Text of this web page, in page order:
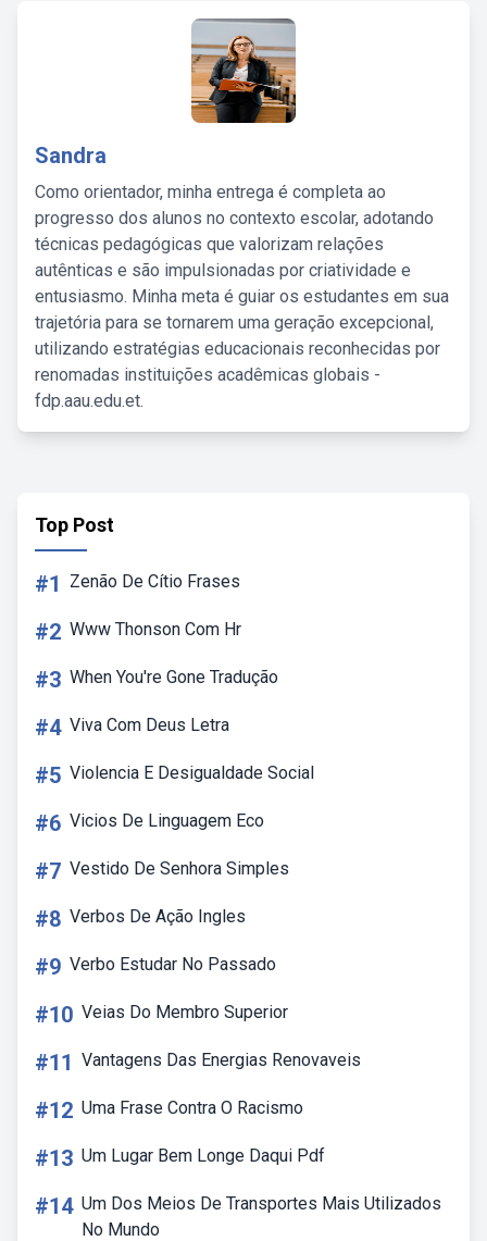
Sandra
Como orientador, minha entrega é completa ao
progresso dos alunos no contexto escolar, adotando
técnicas pedagógicas que valorizam relações
autênticas e são impulsionadas por criatividade e
entusiasmo. Minha meta é guiar os estudantes em sua
trajetória para se tornarem uma geração excepcional,
utilizando estratégias educacionais reconhecidas por
renomadas instituições acadêmicas globais -
fdp.aau.edu.et.
Top Post
#1 Zenão De Cítio Frases
#2 Www Thonson Com Hr
#3 When You're Gone Tradução
#4 Viva Com Deus Letra
#5 Violencia E Desigualdade Social
#6 Vicios De Linguagem Eco
#7 Vestido De Senhora Simples
#8 Verbos De Ação Ingles
#9 Verbo Estudar No Passado
#10 Veias Do Membro Superior
#11 Vantagens Das Energias Renovaveis
#12 Uma Frase Contra O Racismo
#13 Um Lugar Bem Longe Daqui Pdf
#14 Um Dos Meios De Transportes Mais Utilizados
No Mundo